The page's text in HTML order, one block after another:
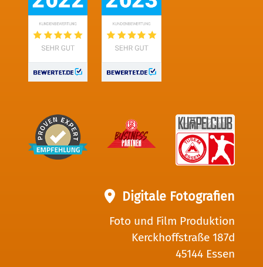
Digitale Fotografien
Foto und Film Produktion
Kerckhoffstraße 187d
45144 Essen